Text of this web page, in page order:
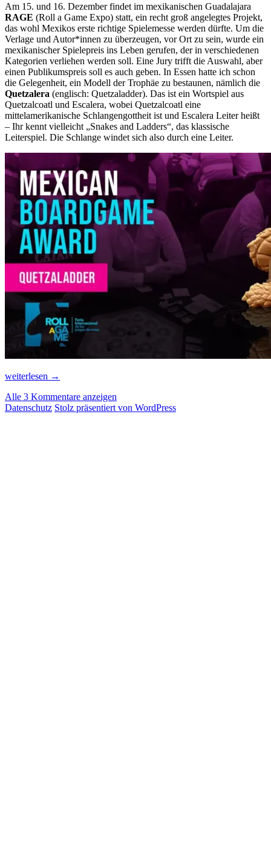
Am 15. und 16. Dezember findet im mexikanischen Guadalajara
RAGE (Roll a Game Expo) statt, ein recht groß angelegtes Projekt,
das wohl Mexikos erste richtige Spielemesse werden dürfte. Um die
Verlage und Autor*innen zu überzeugen, vor Ort zu sein, wurde ein
mexikanischer Spielepreis ins Leben gerufen, der in verschiedenen
Kategorien verliehen werden soll. Eine Jury trifft die Auswahl, aber
einen Publikumspreis soll es auch geben. In Essen hatte ich schon
die Gelegenheit, ein Modell der Trophäe zu bestaunen, nämlich die
Quetzalera (englisch: Quetzaladder). Das ist ein Wortspiel aus
Quetzalcoatl und Escalera, wobei Quetzalcoatl eine
mittelamerikanische Schlangengottheit ist und Escalera Leiter heißt
– Ihr kennt vielleicht „Snakes and Ladders“, das klassische
Leiterspiel. Die Schlange windet sich also durch eine Leiter.
Von
Leitern
und
weiterlesen →
Alle 3 Kommentare anzeigen
Datenschutz Stolz präsentiert von WordPress